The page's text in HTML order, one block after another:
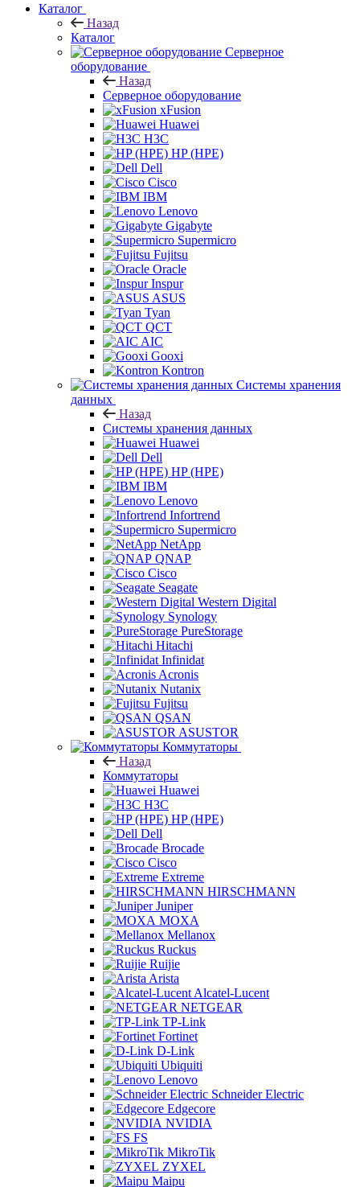
Каталог
Назад
Каталог
Серверное
оборудование
Назад
Серверное оборудование
xFusion
Huawei
H3C
HP (HPE)
Dell
Cisco
IBM
Lenovo
Gigabyte
Supermicro
Fujitsu
Oracle
Inspur
ASUS
Tyan
QCT
AIC
Gooxi
Kontron
Системы хранения
данных
Назад
Системы хранения данных
Huawei
Dell
HP (HPE)
IBM
Lenovo
Infortrend
Supermicro
NetApp
QNAP
Cisco
Seagate
Western Digital
Synology
PureStorage
Hitachi
Infinidat
Acronis
Nutanix
Fujitsu
QSAN
ASUSTOR
Коммутаторы
Назад
Коммутаторы
Huawei
H3C
HP (HPE)
Dell
Brocade
Cisco
Extreme
HIRSCHMANN
Juniper
MOXA
Mellanox
Ruckus
Ruijie
Arista
Alcatel-Lucent
NETGEAR
TP-Link
Fortinet
D-Link
Ubiquiti
Lenovo
Schneider Electric
Edgecore
NVIDIA
FS
MikroTik
ZYXEL
Maipu